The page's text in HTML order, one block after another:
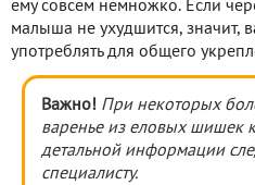
ему совсем немножко. Если
малыша не ухудшится, значит,
употреблять для общего
Важно! При некоторых
варенье из еловых шишек
детальной информации
специалисту.